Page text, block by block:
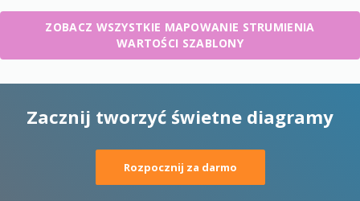
ZOBACZ WSZYSTKIE MAPOWANIE STRUMIENIA
WARTOŚCI SZABLONY
Zacznij tworzyć świetne diagramy
Rozpocznij za darmo